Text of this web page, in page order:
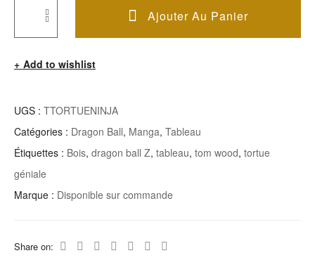
Quantité
Tableau
Géniale
Ajouter Au Panier
Add to wishlist
UGS : TTORTUENINJA
Catégories : Dragon Ball, Manga, Tableau
Étiquettes : Bois, dragon ball Z, tableau, tom wood, tortue
géniale
Marque : Disponible sur commande
Share on: